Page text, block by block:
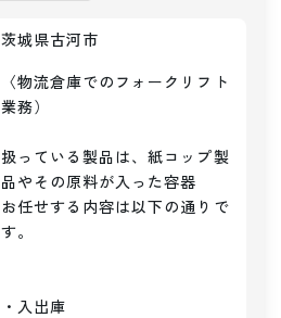
茨城県古河市
〈物流倉庫でのフォークリフト
業務）
扱っている製品は、紙コップ製
品やその原料が入った容器
お任せする内容は以下の通りで
す。
・入出庫